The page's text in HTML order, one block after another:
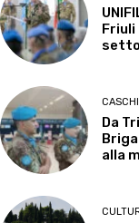
Friuli
Da
alla